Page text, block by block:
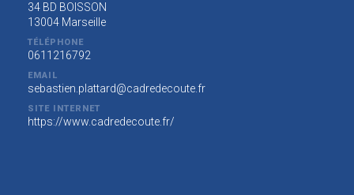
34 BD BOISSON
13004 Marseille
TÉLÉPHONE
0611216792
EMAIL
sebastien.plattard@cadredecoute.fr
SITE INTERNET
https://www.cadredecoute.fr/